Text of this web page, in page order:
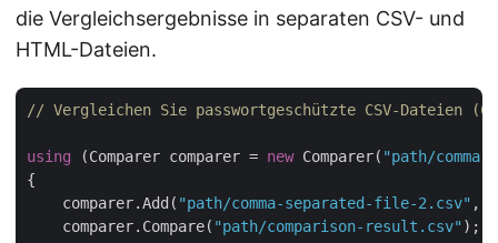
die Vergleichsergebnisse in separaten CSV- und
HTML-Dateien.
// Vergleichen Sie passwortgeschützte CSV-Dateien
using (Comparer comparer = new Comparer( "path/
{
    comparer.Add(
"path/comma-separated-file-2.csv" ,
    comparer.Compare(
"path/comparison-result.csv" );